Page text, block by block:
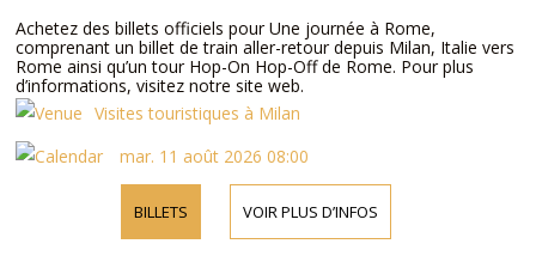
Achetez des billets officiels pour Une journée à Rome,
comprenant un billet de train aller-retour depuis Milan, Italie vers
Rome ainsi qu’un tour Hop-On Hop-Off de Rome. Pour plus
d’informations, visitez notre site web.
Visites touristiques à Milan
mar. 11 août 2026 08:00
BILLETS VOIR PLUS D’INFOS